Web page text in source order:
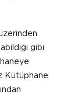
gibi
Kütüphane